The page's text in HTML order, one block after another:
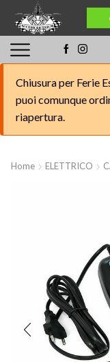
Go shop
Chiusura per Ferie
puoi comunque
riapertura.
Home ELETTRICO